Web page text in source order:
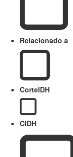
Relacionado a
CorteIDH
CIDH